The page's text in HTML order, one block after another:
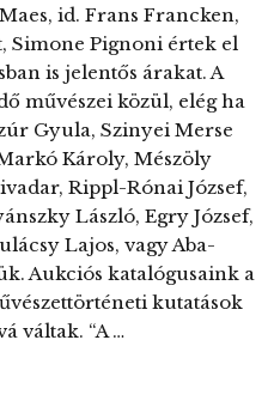
id. Frans Francken,
Simone Pignoni értek el
is jelentős árakat. A
művészei közül, elég ha
Gyula, Szinyei Merse
Károly, Mészöly
Rippl-Rónai József,
László, Egry József,
Lajos, vagy Aba-
Aukciós katalógusaink a
kutatások
váltak. “A …